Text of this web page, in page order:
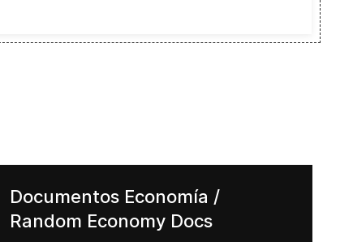
Documentos Economía /
Random Economy Docs